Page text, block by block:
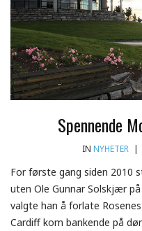
Spennende
IN NYHETER |
For første gang siden 2010
uten Ole Gunnar Solskjær
valgte han å forlate
Cardiff kom bankende på